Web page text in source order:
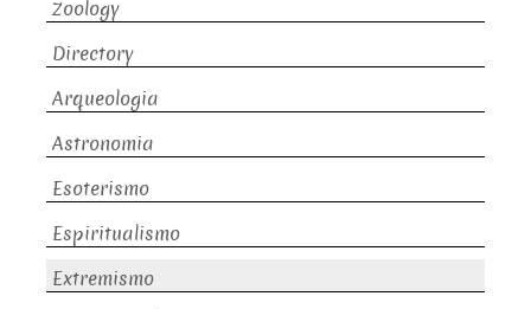
Zoology
Directory
Arqueologia
Astronomia
Esoterismo
Espiritualismo
Extremismo